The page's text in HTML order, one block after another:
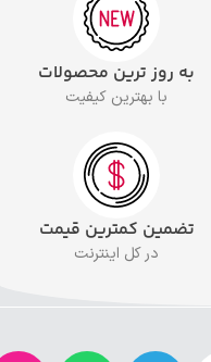
به روز ترین محصولات
با بهترین کیفیت
تضمین کمترین قیمت
در کل اینترنت